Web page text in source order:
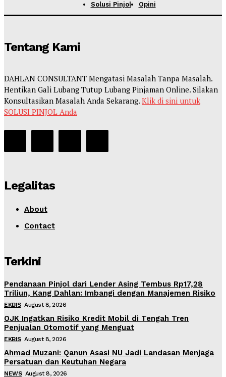
Solusi Pinjol
Opini
Tentang Kami
DAHLAN CONSULTANT Mengatasi Masalah Tanpa Masalah.
Hentikan Gali Lubang Tutup Lubang Pinjaman Online. Silakan
Konsultasikan Masalah Anda Sekarang. Klik di sini untuk
SOLUSI PINJOL Anda
Legalitas
About
Contact
Terkini
Pendanaan Pinjol dari Lender Asing Tembus Rp17,28
Triliun, Kang Dahlan: Imbangi dengan Manajemen Risiko
EKBIS August 8, 2026
OJK Ingatkan Risiko Kredit Mobil di Tengah Tren
Penjualan Otomotif yang Menguat
EKBIS August 8, 2026
Ahmad Muzani: Qanun Asasi NU Jadi Landasan Menjaga
Persatuan dan Keutuhan Negara
NEWS August 8, 2026